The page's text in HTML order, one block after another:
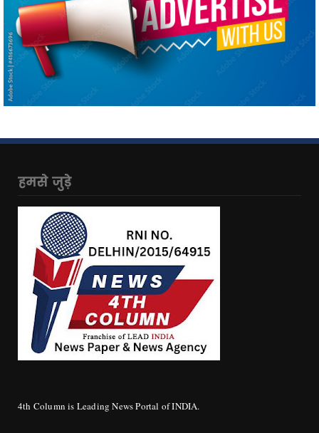
हमसे जुड़े
4th Column is Leading News Portal of INDIA.